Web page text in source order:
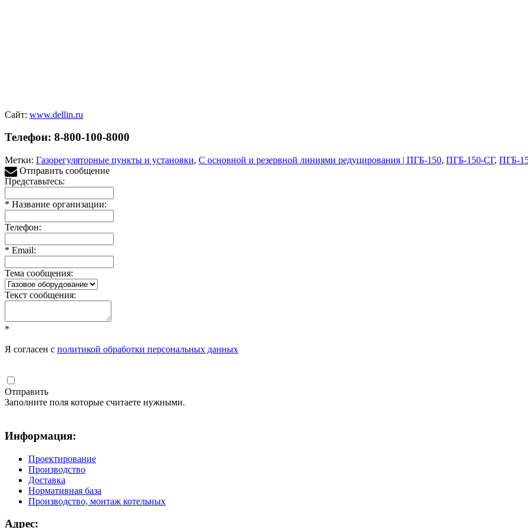
Сайт: www.dellin.ru
Телефон: 8-800-100-8000
Метки: Газорегуляторные пункты и установки, С основной и резервной линиями редуцирования | ПГБ-150, ПГБ-150-СГ, ПГБ-
Отправить сообщение
Представьтесь:
* Название организации:
Телефон:
* Email:
Тема сообщения:
Текст сообщения:
*
Я согласен с политикой обработки персональных данных
Отправить
Заполните поля которые считаете нужными.
Информация:
Проектирование
Производство
Доставка
Нормативная база
Производство, монтаж котельных
Адрес: